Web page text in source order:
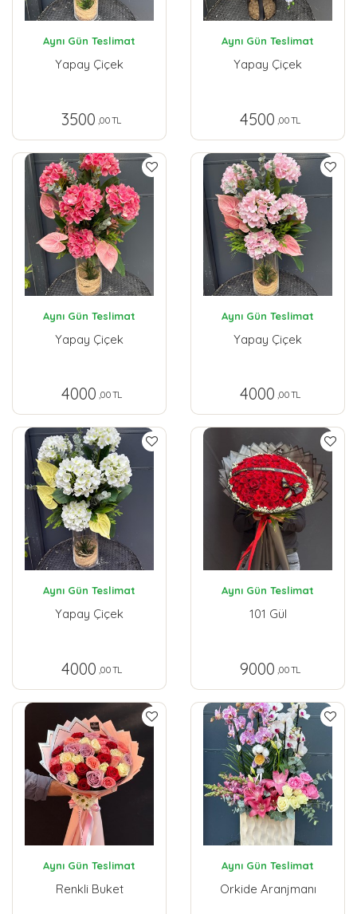
Aynı Gün Teslimat
Yapay Çiçek
3500 ,00 TL
Aynı Gün Teslimat
Yapay Çiçek
4500 ,00 TL
Aynı Gün Teslimat
Yapay Çiçek
4000 ,00 TL
Aynı Gün Teslimat
Yapay Çiçek
4000 ,00 TL
Aynı Gün Teslimat
Yapay Çiçek
4000 ,00 TL
Aynı Gün Teslimat
101 Gül
9000 ,00 TL
Aynı Gün Teslimat
Renkli Buket
Aynı Gün Teslimat
Orkide Aranjmanı